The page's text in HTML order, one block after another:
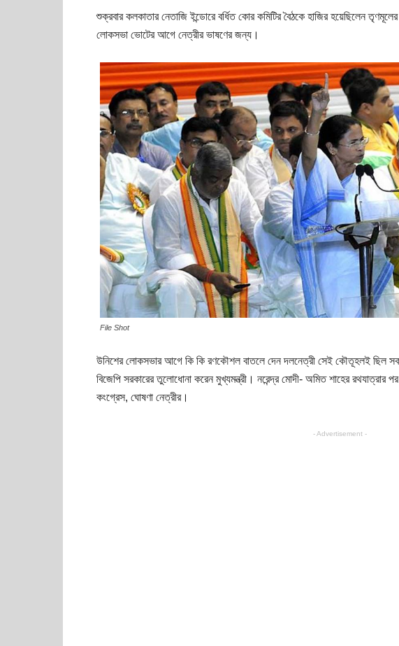
শুক্রবার কলকাতার নেতাজি ইন্ডোরে বর্ধিত কোর কমিটির বৈঠকে হাজির হয়েছিলেন
লোকসভা ভোটের আগে নেত্রীর ভাষণের জন্য।
File Shot
উনিশের লোকসভার আগে কি কি রণকৌশল বাতলে দেন দলনেত্রী সেই কৌতূহলই ছিল
বিজেপি সরকারের তুলোধোনা করেন মুখ্যমন্ত্রী। নরেন্দ্র মোদী- অমিত শাহের রথযাত্রার
কংগ্রেস, ঘোষণা নেত্রীর।
- Advertisement -